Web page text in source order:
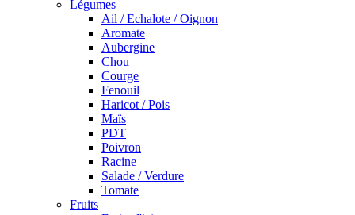
Légumes
Ail / Echalote / Oignon
Aromate
Aubergine
Chou
Courge
Fenouil
Haricot / Pois
Maïs
PDT
Poivron
Racine
Salade / Verdure
Tomate
Fruits